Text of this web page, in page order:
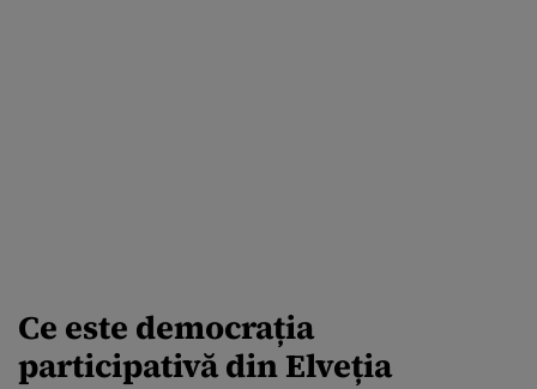
Ce este democrația
participativă din Elveția